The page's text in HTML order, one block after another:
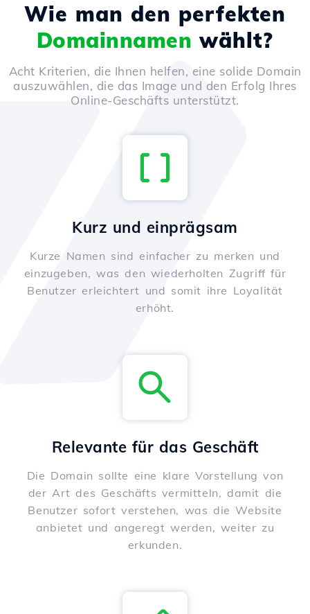
Wie man den perfekten
Domainnamen wählt?
Acht Kriterien, die Ihnen helfen, eine solide Domain
auszuwählen, die das Image und den Erfolg Ihres
Online-Geschäfts unterstützt.
Kurz und einprägsam
Kurze Namen sind einfacher zu merken und
einzugeben, was den wiederholten Zugriff für
Benutzer erleichtert und somit ihre Loyalität
erhöht.
Relevante für das Geschäft
Die Domain sollte eine klare Vorstellung von
der Art des Geschäfts vermitteln, damit die
Benutzer sofort verstehen, was die Website
anbietet und angeregt werden, weiter zu
erkunden.